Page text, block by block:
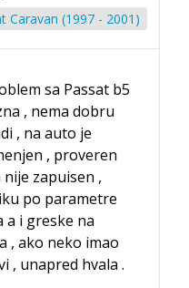
Caravan (1997 - 2001)
sa Passat b5
, nema dobru
, na auto je
, proveren
zapuisen ,
po parametre
a i greske na
, ako neko imao
, unapred hvala .